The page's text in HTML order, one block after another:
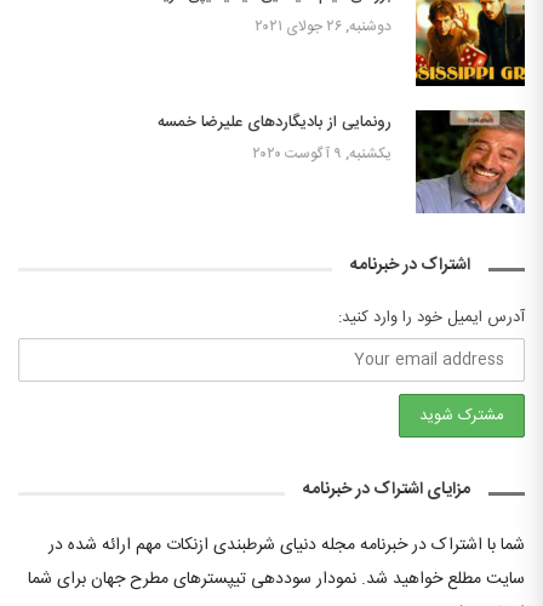
دوشنبه, ۲۶ جولای ۲۰۲۱
رونمایی از بادیگاردهای علیرضا خمسه
یکشنبه, ۹ آگوست ۲۰۲۰
اشتراک در خبرنامه
آدرس ایمیل خود را وارد کنید:
مزایای اشتراک در خبرنامه
شما با اشتراک در خبرنامه مجله دنیای شرطبندی ازنکات مهم ارائه شده در
سایت مطلع خواهید شد. نمودار سوددهی تیپسترهای مطرح جهان برای شما